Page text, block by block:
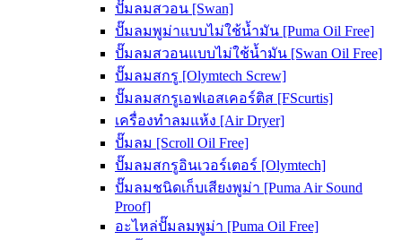
ปั๊มลมสวอน [Swan]
ปั๊มลมพูม่าแบบไม่ใช้น้ำมัน [Puma Oil Free]
ปั๊มลมสวอนแบบไม่ใช้น้ำมัน [Swan Oil Free]
ปั๊มลมสกรู [Olymtech Screw]
ปั๊มลมสกรูเอฟเอสเคอร์ติส [FScurtis]
เครื่องทำลมแห้ง [Air Dryer]
ปั๊มลม [Scroll Oil Free]
ปั๊มลมสกรูอินเวอร์เตอร์ [Olymtech]
ปั๊มลมชนิดเก็บเสียงพูม่า [Puma Air Sound
Proof]
อะไหล่ปั๊มลมพูม่า [Puma Oil Free]